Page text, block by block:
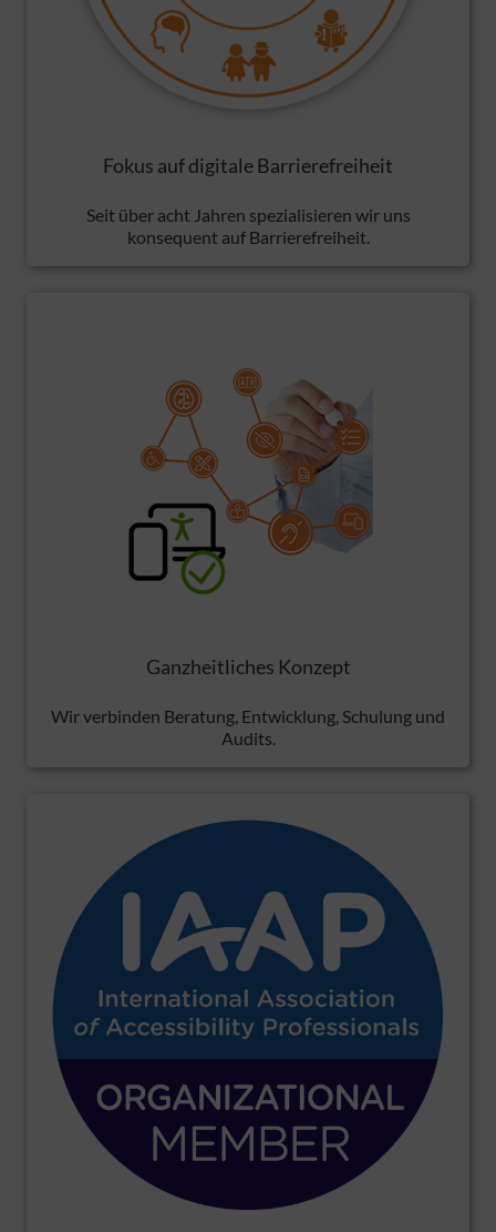
Fokus auf digitale Barrierefreiheit
Seit über acht Jahren spezialisieren wir uns
konsequent auf Barrierefreiheit.
Ganzheitliches Konzept
Wir verbinden Beratung, Entwicklung, Schulung und
Audits.